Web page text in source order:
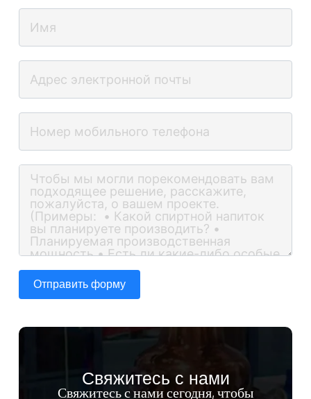
Отправить форму
Свяжитесь с нами
Свяжитесь с нами сегодня, чтобы